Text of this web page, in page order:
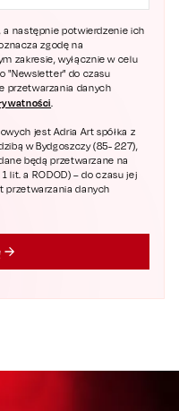
a następnie potwierdzenie ich
zgodę na
zakresie, wyłącznie w celu
"Newsletter" do czasu
przetwarzania danych
.
jest Adria Art spółka z
w Bydgoszczy (85- 227),
będą przetwarzane na
lit. a RODOD) – do czasu jej
przetwarzania danych